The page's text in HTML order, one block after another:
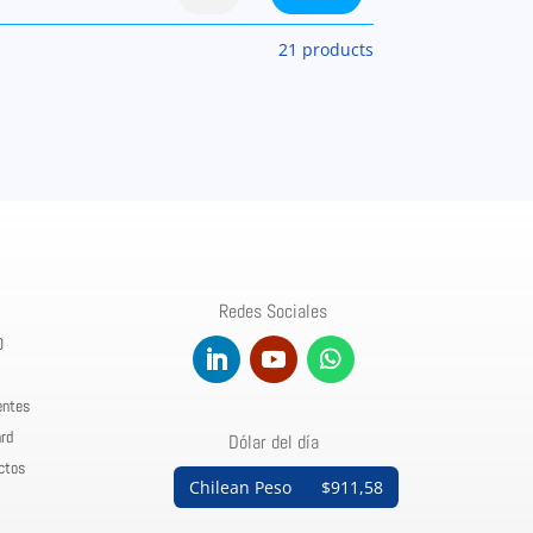
21 products
Redes Sociales
Dólar del día
Chilean Peso $911,58